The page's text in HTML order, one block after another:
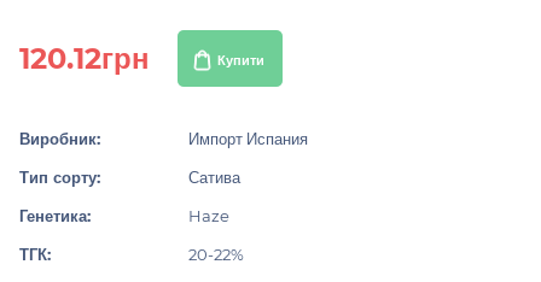
120.12грн Купити
Виробник:
Импорт Испания
Тип сорту:
Сатива
Генетика:
Haze
ТГК:
20-22%